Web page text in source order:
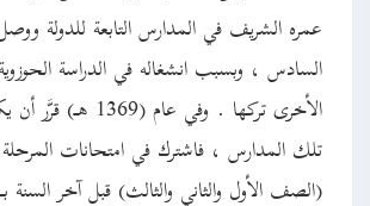
عمره الشريف في المدارس التابعة للدولة
السادس ، وبسبب انشغاله في الدراسة
الأخرى تركها . وفي
تلك المدارس ، فاشترك في امتحانات